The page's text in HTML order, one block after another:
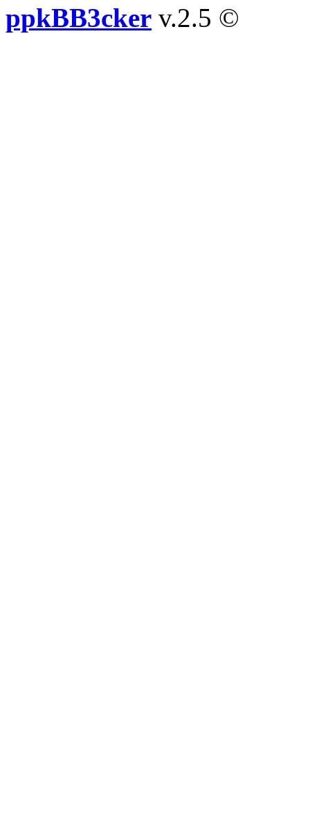
ppkBB3cker v.2.5 ©